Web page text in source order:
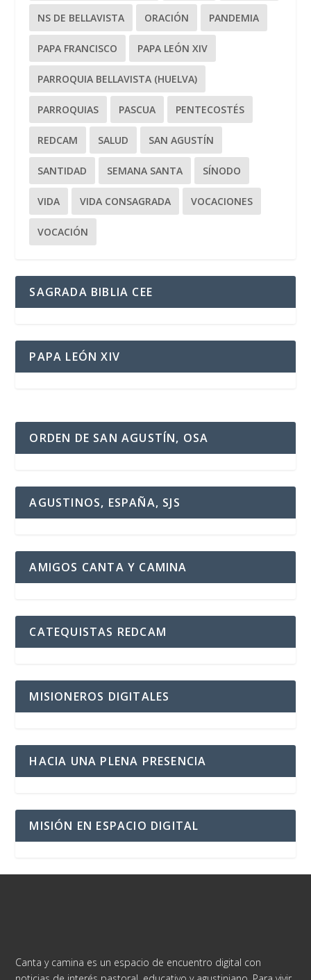
NS DE BELLAVISTA ORACIÓN PANDEMIA
PAPA FRANCISCO PAPA LEÓN XIV
PARROQUIA BELLAVISTA (HUELVA)
PARROQUIAS PASCUA PENTECOSTÉS
REDCAM SALUD SAN AGUSTÍN
SANTIDAD SEMANA SANTA SÍNODO
VIDA VIDA CONSAGRADA VOCACIONES
VOCACIÓN
SAGRADA BIBLIA CEE
PAPA LEÓN XIV
ORDEN DE SAN AGUSTÍN, OSA
AGUSTINOS, ESPAÑA, SJS
AMIGOS CANTA Y CAMINA
CATEQUISTAS REDCAM
MISIONEROS DIGITALES
HACIA UNA PLENA PRESENCIA
MISIÓN EN ESPACIO DIGITAL
Canta y camina es un espacio de encuentro digital con